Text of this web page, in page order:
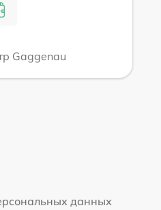
Gaggenau
данных